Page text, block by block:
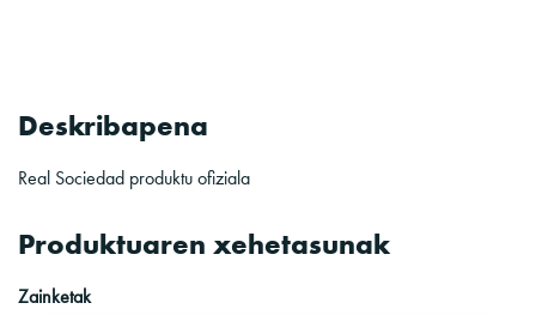
Deskribapena
Real Sociedad produktu ofiziala
Produktuaren xehetasunak
Zainketak